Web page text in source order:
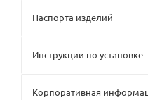
Паспорта изделий
Инструкции по установке
Корпоративная